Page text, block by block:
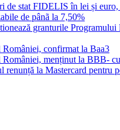
de stat FIDELIS în lei și euro,
de pânã la 7,50%
granturile Programului
României, confirmat la Baa3
României, menținut la BBB-
renunță la Mastercard pentru